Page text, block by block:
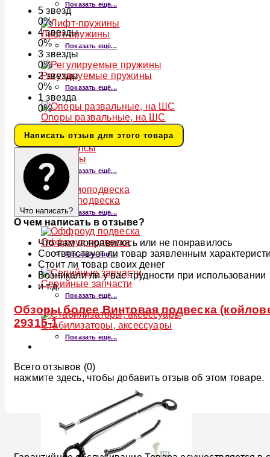
Показать ещё...
Лифт-пружины
Показать ещё...
Регулируемые пружины
Показать ещё...
Опоры развальные, на ШС
Аиркапсы
Показать ещё...
Пневмоподвеска
Показать ещё...
Оффроуд подвеска
Показать ещё...
Серийные запчасти
Показать ещё...
Стабилизаторы, аксессуары
Показать ещё...
5звезд
0%
4звезды
0%
3звезды
0%
2звезды
0%
1звезда
0%
Написать отзыв для этого товара
Что написать?
О чем написать в отзыве?
Что вам понравилось или не понравилось
Соответствует ли товар заявленным
Стоит ли товар своих денег
Возникали ли у вас трудности при использовании
и т.д.
Обзоры более Винтовая подвеска
29315-1
Всего отзывов (0)
нажмите здесь, чтобы добавить отзыв об этом товаре.